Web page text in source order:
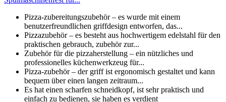
Pizza-zubereitungszubehör – es wurde mit einem
benutzerfreundlichen griffdesign entworfen, das...
Pizzazubehör – es besteht aus hochwertigem edelstahl für den
praktischen gebrauch, zubehör zur...
Zubehör für die pizzaherstellung – ein nützliches und
professionelles küchenwerkzeug für...
Pizza-zubehör – der griff ist ergonomisch gestaltet und kann
bequem über einen langen zeitraum...
Es hat einen scharfen schneidkopf, ist sehr praktisch und
einfach zu bedienen, sie haben es verdient